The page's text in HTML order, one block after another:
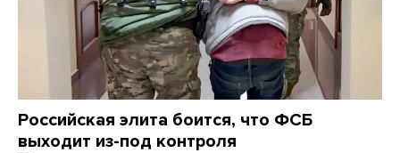
Российская элита боится, что ФСБ
выходит из-под контроля